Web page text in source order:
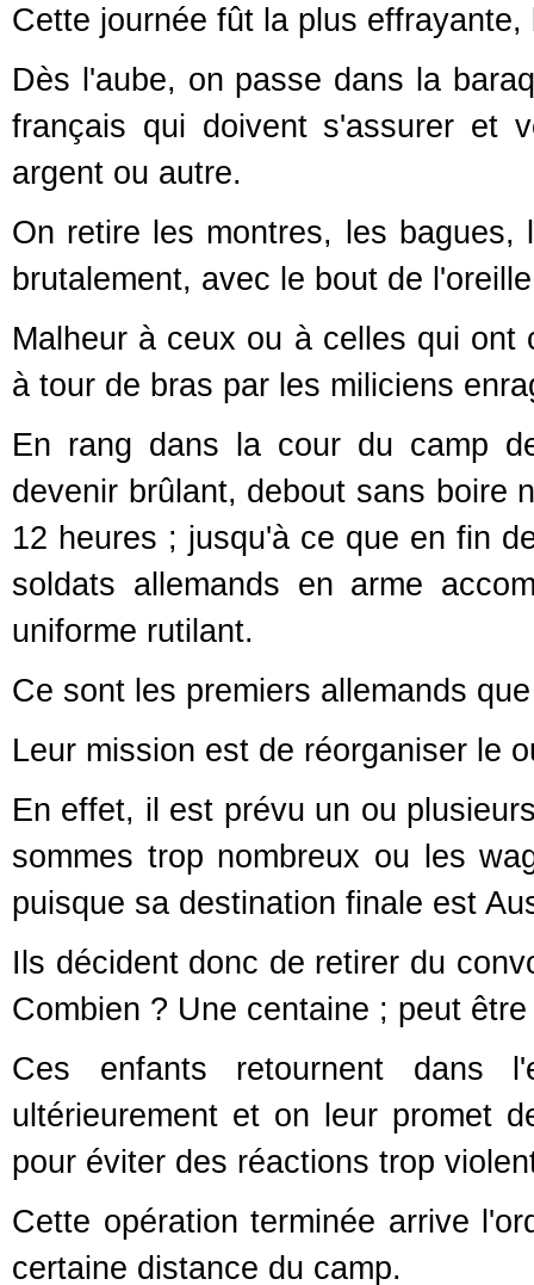
Cette journée fût la plus
Dès l'aube, on passe dans la
français qui doivent s'assurer et
argent ou autre.
On retire les montres, les
brutalement, avec le bout de
Malheur à ceux ou à celles qui
à tour de bras par les miliciens
En rang dans la cour du camp
devenir brûlant, debout sans boire
12 heures ; jusqu'à ce que en fin
soldats allemands en arme
uniforme rutilant.
Ce sont les premiers allemands
Leur mission est de réorganiser le
En effet, il est prévu un ou
sommes trop nombreux ou les
puisque sa destination finale est
Ils décident donc de retirer du
Combien ? Une centaine ; peut
Ces enfants retournent dans
ultérieurement et on leur promet
pour éviter des réactions trop
Cette opération terminée arrive
certaine distance du camp.